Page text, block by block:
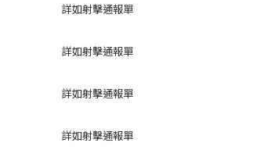
詳如射擊通報單
詳如射擊通報單
詳如射擊通報單
詳如射擊通報單